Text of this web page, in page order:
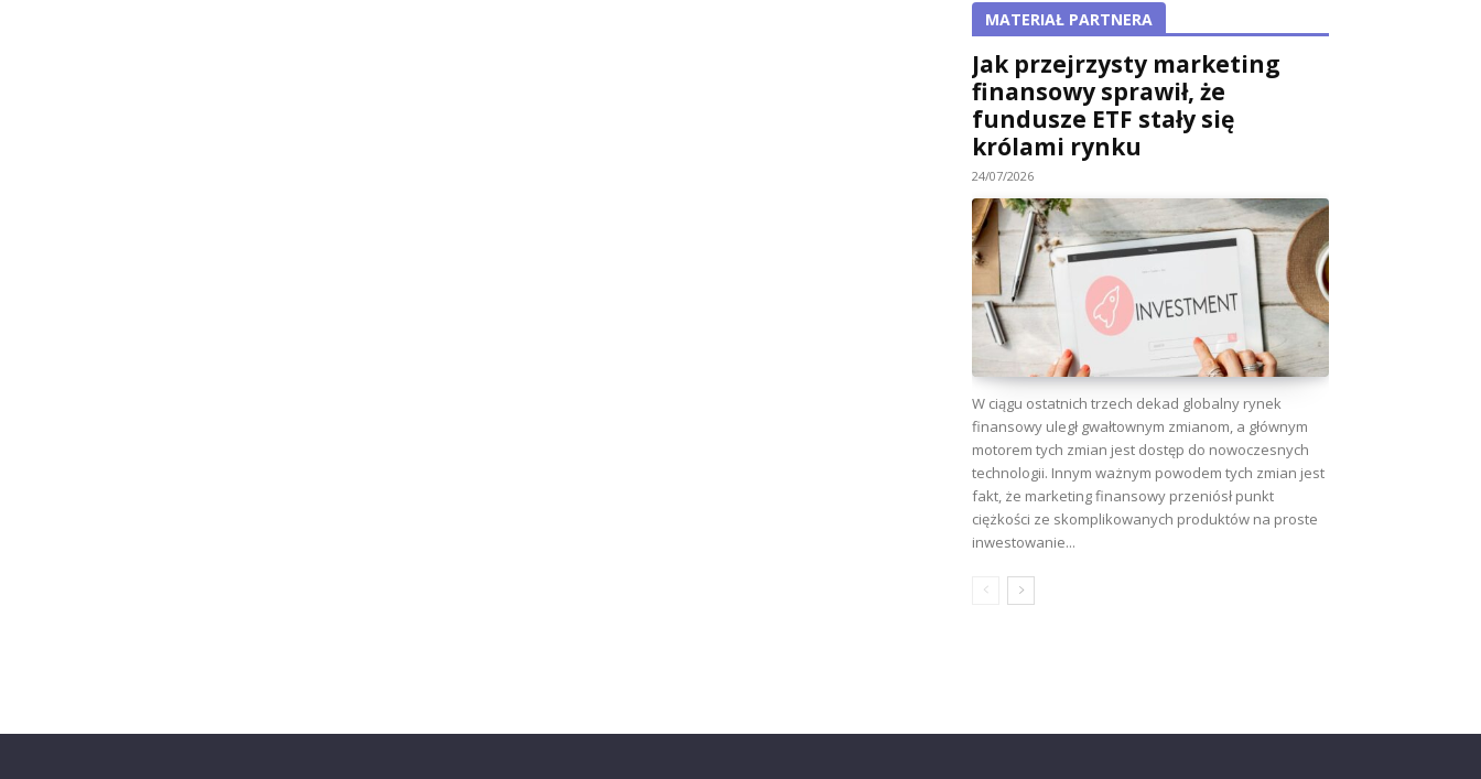
MATERIAŁ PARTNERA
Jak przejrzysty marketing
finansowy sprawił, że
fundusze ETF stały się
królami rynku
24/07/2026
W ciągu ostatnich trzech dekad globalny rynek
finansowy uległ gwałtownym zmianom, a głównym
motorem tych zmian jest dostęp do nowoczesnych
technologii. Innym ważnym powodem tych zmian jest
fakt, że marketing finansowy przeniósł punkt
ciężkości ze skomplikowanych produktów na proste
inwestowanie...